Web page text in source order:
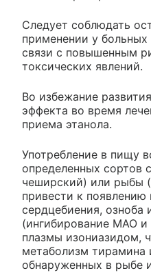
Следует соблюдать
применении у
связи с повышенным
токсических явлений.
Во избежание
эффекта во время
приема этанола.
Употребление в пищу
определенных сортов
чеширский) или рыбы
привести к появлению
сердцебиения, озноба
(ингибирование МАО
плазмы изониазидом,
метаболизм тирамина
обнаруженных в рыбе